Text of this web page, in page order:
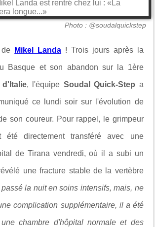
Photo : @soudalquickstep
Mikel Landa ! Trois jours après la
Basque et son abandon sur la 1ère
d'Italie, l'équipe Soudal Quick-Step a
ce lundi soir sur l'évolution de
son coureur. Pour rappel, le grimpeur
été directement transféré avec une
de Tirana vendredi, où il a subi un
une fracture stable de la vertèbre
la nuit en soins intensifs, mais, ne
complication supplémentaire, il a été
chambre d'hôpital normale et des